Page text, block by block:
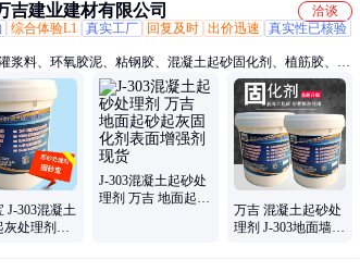
吉建业建材有限公司
洽谈
综合体验L1 真实工厂 回复及时 出价迅速
真实性已核验
浆料、环氧胶泥、粘钢胶、混凝土起砂固化剂、植筋胶、碳
环氧灌浆树脂胶、聚合物防水砂浆、聚合物修补砂浆、环氧树
、混凝土灌缝胶、界面剂、新旧混凝土界面结合胶、环氧树脂
泥砂浆、丙乳砂浆、灌注粘钢胶、混凝土回弹增强剂、起砂处
环氧修补砂浆、环氧树脂胶泥、水泥基渗透结晶防水涂料、混
碳化涂料、益胶泥、瓷砖粘接剂、水泥自流平、108建筑胶粉
J-303混凝土
灰处理剂基
J-303混凝土起砂处
理剂 万吉 地面起砂
万吉 混凝土起砂处
理剂 J-303地面墙面